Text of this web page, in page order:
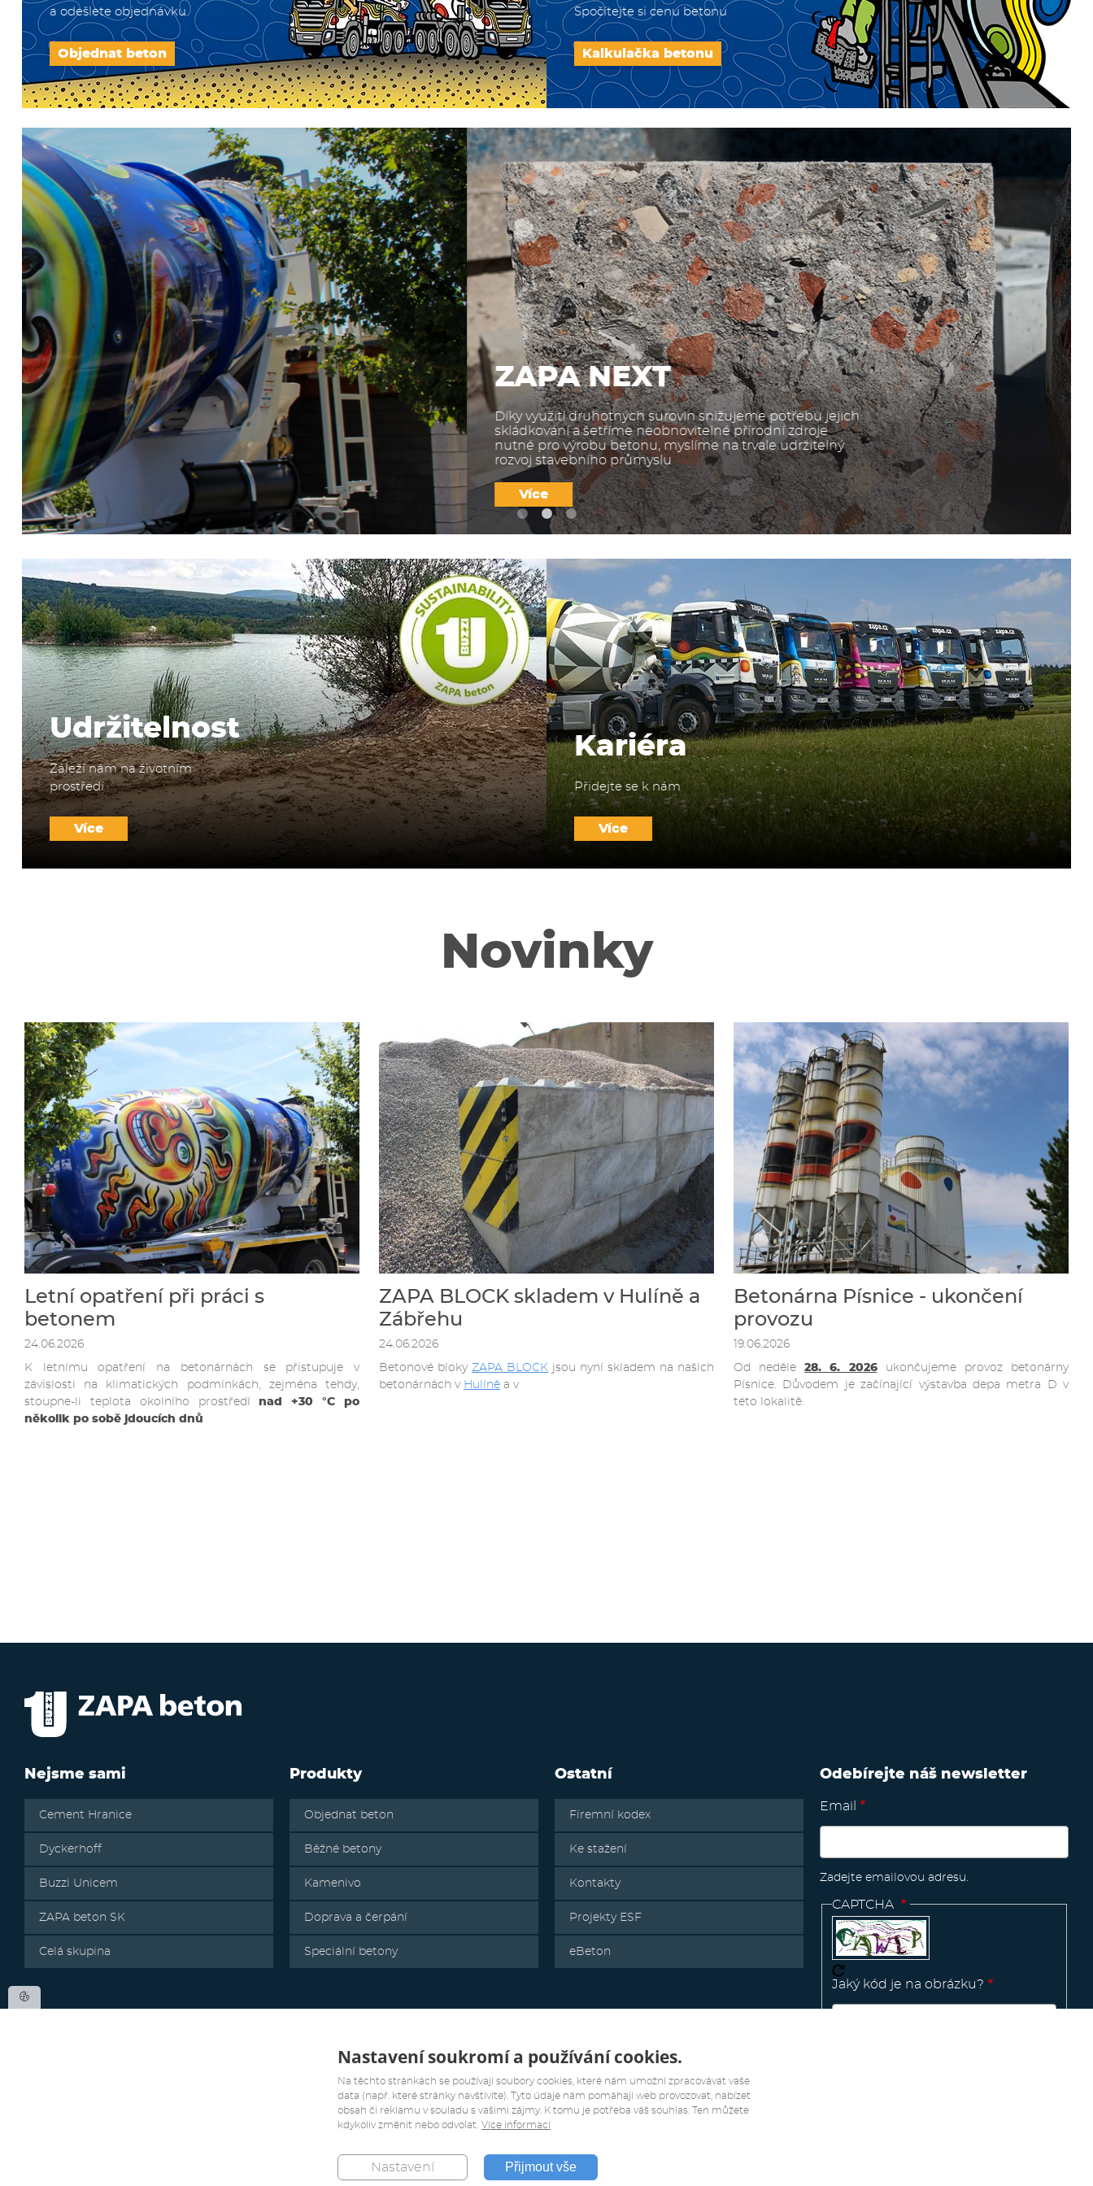
a odešlete objednávku
Objednat beton
Spočítejte si cenu betonu
Kalkulačka betonu
ZAPA NEXT
Díky využití druhotných surovin snižujeme potřebu jejich
skládkování a šetříme neobnovitelné přírodní zdroje
nutné pro výrobu betonu, myslíme na trvale udržitelný
rozvoj stavebního průmyslu
Více
Udržitelnost
Záleží nám na životním
prostředí
Více
Kariéra
Přidejte se k nám
Více
Novinky
Letní opatření při práci s
betonem
24.06.2026
K letnímu opatření na betonárnách se přistupuje v
závislosti na klimatických podmínkách, zejména tehdy,
stoupne-li teplota okolního prostředínad +30 °C po
několik po sobě jdoucích dnů
ZAPA BLOCK skladem v Hulíně a
Zábřehu
24.06.2026
Betonové bloky ZAPA BLOCK jsou nyní skladem na našich
betonárnách v Hulíněa v
Betonárna Písnice - ukončení
provozu
19.06.2026
Od neděle28. 6. 2026ukončujeme provoz betonárny
Písnice. Důvodem je začínající výstavba depa metra D v
této lokalitě.
Nejsme sami
Cement Hranice
Dyckerhoff
Buzzi Unicem
ZAPA beton SK
Celá skupina
Produkty
Objednat beton
Běžné betony
Kamenivo
Doprava a čerpání
Speciální betony
Ostatní
Firemní kodex
Ke stažení
Kontakty
Projekty ESF
eBeton
Odebírejte náš newsletter
Email
Zadejte emailovou adresu.
CAPTCHA
Jaký kód je na obrázku?
Nastavení soukromí a používání cookies.
Na těchto stránkách se používají soubory cookies, které nám umožní zpracovávat vaše
data (např. které stránky navštívíte). Tyto údaje nám pomáhají web provozovat, nabízet
obsah či reklamu v souladu s vašimi zájmy. K tomu je potřeba váš souhlas. Ten můžete
kdykoliv změnit nebo odvolat. Více informací
Nastavení Přijmout vše